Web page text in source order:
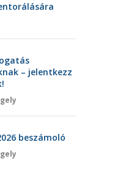
– jelentkezz
beszámoló